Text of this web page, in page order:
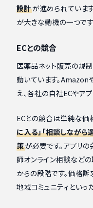
設計が進められていま
が大きな動機の一つです
ECとの競合
医薬品ネット販売の規
動いています。Amazon
え、各社の自社ECやア
ECとの競合は単純な価
に入る」「相談しなが
策が必要です。アプリ
師オンライン相談など
からの段階です。価格
地域コミュニティとい